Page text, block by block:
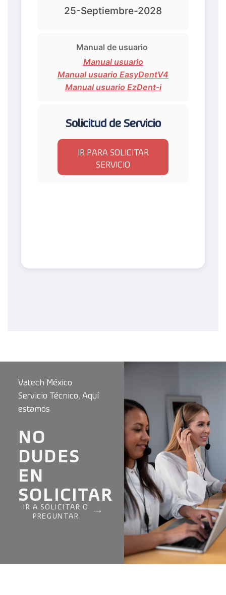
25-Septiembre-2028
Manual de usuario
Manual usuario
Manual usuario EasyDentV4
Manual usuario EzDent-i
Solicitud de Servicio
IR PARA SOLICITAR
SERVICIO
Vatech México
Servicio Técnico, Aquí
estamos
NO
DUDES
EN
SOLICITAR
IR A SOLICITAR O
PREGUNTAR